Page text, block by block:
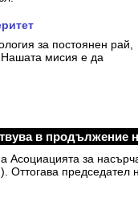
за постоянен рай,
Нашата мисия е да
в продължение
Асоциацията за
Оттогава председател